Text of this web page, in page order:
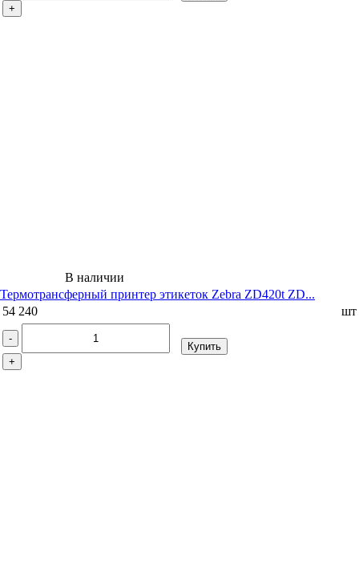
+
В наличии
Термотрансферный принтер этикеток Zebra ZD420t ZD...
54 240
шт
-
+
Купить